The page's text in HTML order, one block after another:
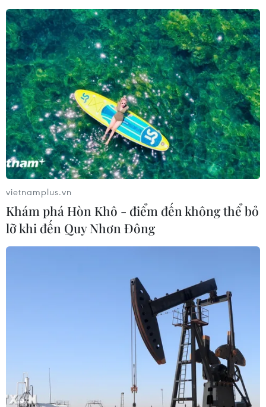
TIN CÙNG CHUYÊN MỤC
Giá dầu tăng trước những lo ngại về
kế hoạch mở lại Eo biển Hormuz
vietnamplus.vn
Khám phá Hòn Khô - điểm đến không thể bỏ
lỡ khi đến Quy Nhơn Đông